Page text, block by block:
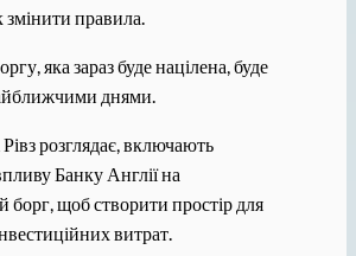
правила.
яка зараз буде націлена, буде
днями.
Рівз розглядає, включають
Банку Англії на
борг, щоб створити простір для
витрат.